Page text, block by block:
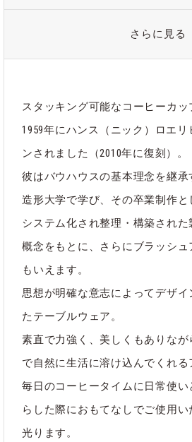
ください。
になりました。同種はスタッキングは
グとは綺麗にスタッキングが出来ませ
※食器洗浄機OK
※オーブン不可
※容量：180ml
関連タグ
#TC-100 #キッチン
#セラミック #マグカップ
#食器
さらに見る
スタッキング可能なコーヒーカッ
1959年にハンス（ニック）ロエ
ンされました（2010年に復刻）。
彼はバウハウスの基本理念を継
造形大学で学び、その卒業制作と
システム化され整理・構築され
概念をもとに、さらにブラッシュ
もいえます。
思想が明確な意志によってデザ
たテーブルウェア。
素直で力強く、美しくもありなが
で自然に生活に溶け込んでくれる
毎日のコーヒータイムに日常使
らした際におもてなしでご使用
光ります。